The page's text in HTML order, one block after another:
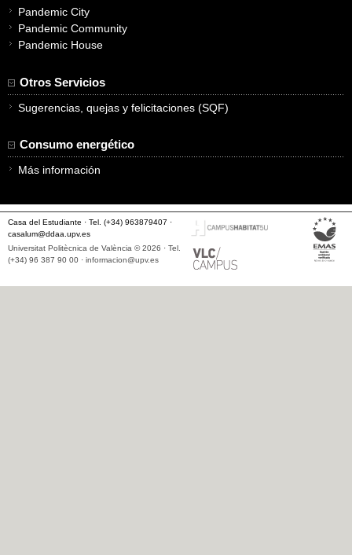
Pandemic City
Pandemic Community
Pandemic House
Otros Servicios
Sugerencias, quejas y felicitaciones (SQF)
Consumo energético
Más información
Casa del Estudiante · Tel. (+34) 963879407 ·
casalum@ddaa.upv.es
Universitat Politècnica de València © 2026 · Tel.
(+34) 96 387 90 00 · informacion@upv.es